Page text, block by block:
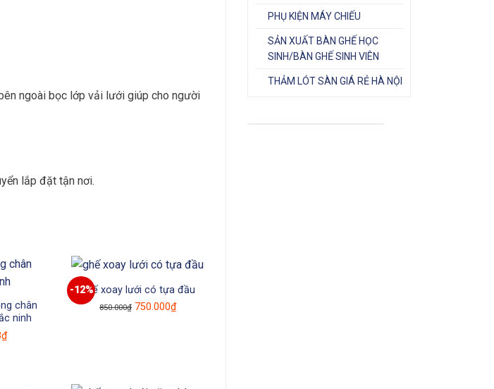
PHỤ KIỆN MÁY CHIẾU
SẢN XUẤT BÀN GHẾ HỌC
SINH/BÀN GHẾ SINH VIÊN
THẢM LÓT SÀN GIÁ RẺ HÀ NỘI
ngoài bọc lớp vải lưới giúp cho người
lắp đặt tận nơi.
chân
ninh
₫Giá
-12%ghế xoay lưới có tựa đầu
850.000₫ Giá
750.000₫Giá